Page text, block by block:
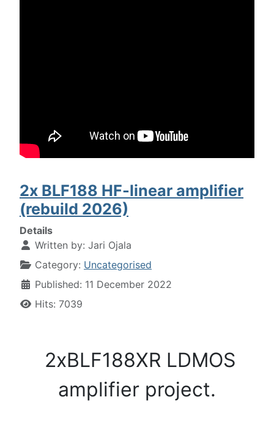
2x BLF188 HF-linear amplifier
(rebuild 2026)
Details
Written by: Jari Ojala
Category: Uncategorised
Published: 11 December 2022
Hits: 7039
2xBLF188XR LDMOS
amplifier project.